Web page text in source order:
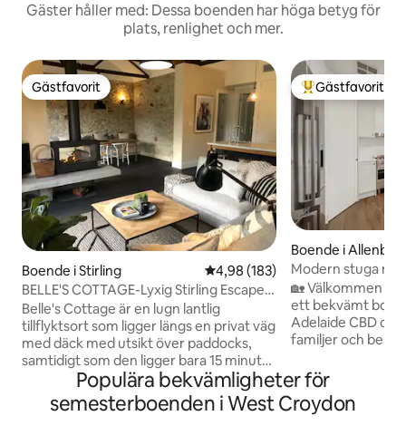
Gäster håller med: Dessa boenden har höga betyg för
plats, renlighet och mer.
Gästfavorit
Gästfavorit
Boende i Stirling 4,98 av 5 i genomsnittligt
4,98 (183)
BELLE'S COTTAGE-Lyxig Stirling Escape,
🔥🍂🎾🌲🐑🐓
Belle's Cottage är en lugn lantlig
tillflyktsort som ligger längs en privat väg
med däck med utsikt över paddocks,
samtidigt som den ligger bara 15 minuter
från Adelaide och gångavstånd till
Stirling OCH Aldgate Villages. En
arkitektonisk renovering 2019 har
Populär
Gästfavorit
Boende i Allenby
Modern stuga
staden och
🏡 Välkommen
ett bekvämt
Adelaide CBD
familjer och besökare. ✨
mat- och
och badrum
morgonrock.
Populära bekvämligheter för
semesterboenden i West Croydon